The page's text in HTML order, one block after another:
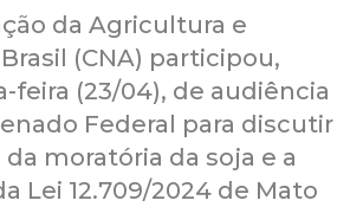
da Agricultura e
(CNA) participou,
feira (23/04), de audiência
Federal para discutir
moratória da soja e a
Lei 12.709/2024 de Mato